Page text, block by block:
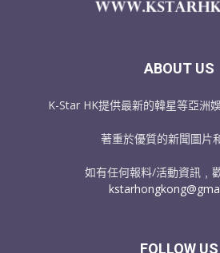
ABOUT US
K-Star HK提供最新的韓星等亞洲
著重於優質的新聞圖片
如有任何報料/活動資訊﹐
FOLLOW US